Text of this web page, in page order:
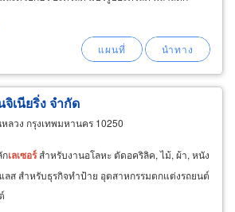
เนียริ่ง จำกัด
ลวง กรุงเทพมหานคร 10250
กเลเซอร์สำหรับงานอโลหะ ตัดอคริลิค, ไม้, ผ้า, หนัง
ลส สำหรับธุรกิจทำป้าย อุตสาหกรรมตกแต่งรถยนต์